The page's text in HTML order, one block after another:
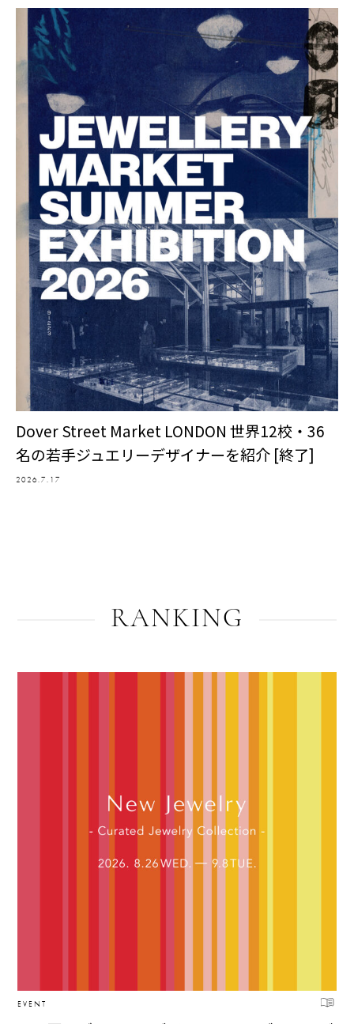
Dover Street Market LONDON 世界12校・36
名の若手ジュエリーデザイナーを紹介 [終了]
2026.7.17
RANKING
EVENT